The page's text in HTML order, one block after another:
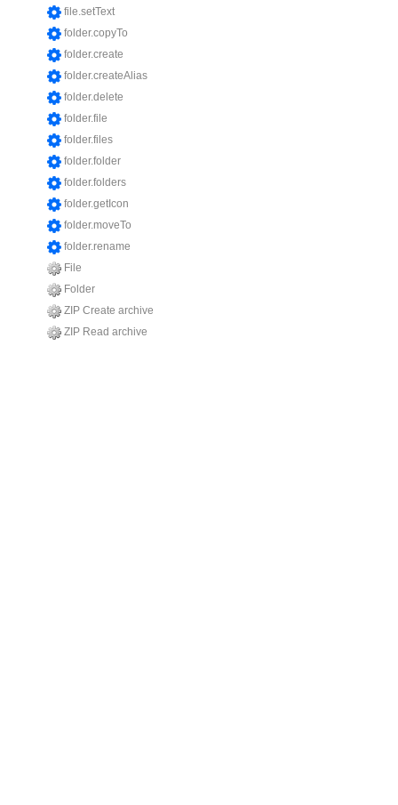
file.setText
folder.copyTo
folder.create
folder.createAlias
folder.delete
folder.file
folder.files
folder.folder
folder.folders
folder.getIcon
folder.moveTo
folder.rename
File
Folder
ZIP Create archive
ZIP Read archive